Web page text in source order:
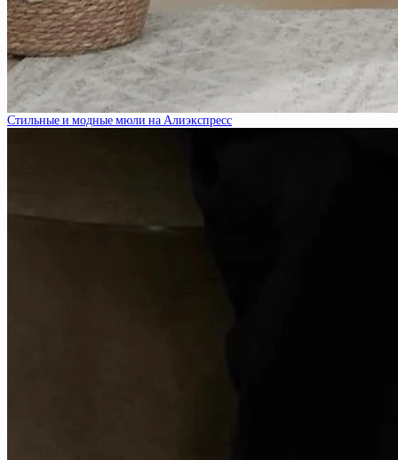
Стильные и модные мюли на Алиэкспресс